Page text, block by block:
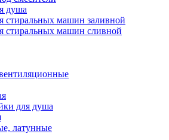
душа
стиральных машин заливной
стиральных машин сливной
для душа
латунные